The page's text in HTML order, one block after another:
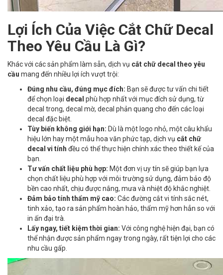
Lợi Ích Của Việc Cắt Chữ Decal
Theo Yêu Cầu Là Gì?
Khác với các sản phẩm làm sẵn, dịch vụ cắt chữ decal theo yêu
cầu mang đến nhiều lợi ích vượt trội:
Đúng nhu cầu, đúng mục đích: Bạn sẽ được tư vấn chi tiết
để chọn loại decal phù hợp nhất với mục đích sử dụng, từ
decal trong, decal mờ, decal phản quang cho đến các loại
decal đặc biệt.
Tùy biến không giới hạn: Dù là một logo nhỏ, một câu khẩu
hiệu lớn hay một mẫu hoa văn phức tạp, dịch vụ cắt chữ
decal vi tính đều có thể thực hiện chính xác theo thiết kế của
bạn.
Tư vấn chất liệu phù hợp: Một đơn vị uy tín sẽ giúp bạn lựa
chọn chất liệu phù hợp với môi trường sử dụng, đảm bảo độ
bền cao nhất, chịu được nắng, mưa và nhiệt độ khắc nghiệt.
Đảm bảo tính thẩm mỹ cao: Các đường cắt vi tính sắc nét,
tinh xảo, tạo ra sản phẩm hoàn hảo, thẩm mỹ hơn hẳn so với
in ấn đại trà.
Lấy ngay, tiết kiệm thời gian: Với công nghệ hiện đại, bạn có
thể nhận được sản phẩm ngay trong ngày, rất tiện lợi cho các
nhu cầu gấp.